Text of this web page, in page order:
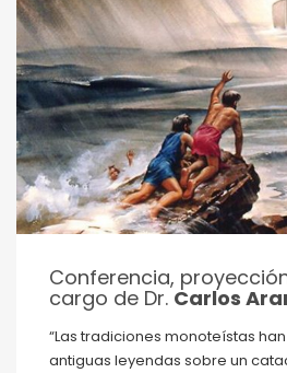
Conferencia,
cargo de Dr. Carlos
“Las tradiciones monoteístas
antiguas leyendas sobre un